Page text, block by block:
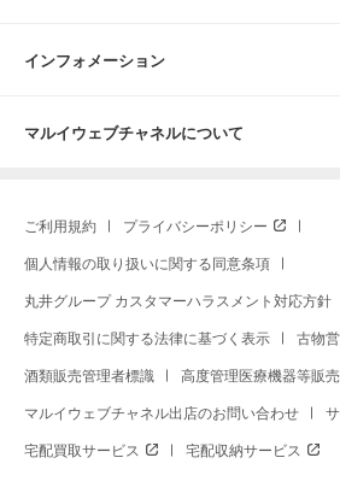
インフォメーション
マルイウェブチャネルについて
ご利用規約 プライバシーポリシー
個人情報の取り扱いに関する同意条項
丸井グループ カスタマーハラスメント対応方針
特定商取引に関する法律に基づく表示 古物
酒類販売管理者標識 高度管理医療機器等販
マルイウェブチャネル出店のお問い合わせ
宅配買取サービス 宅配収納サービス